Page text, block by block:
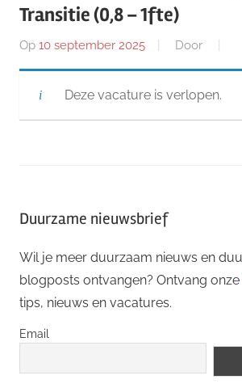
Transitie (0,8 – 1fte)
Op 10 september 2025 Door
Deze vacature is verlopen.
Duurzame nieuwsbrief
Wil je meer duurzaam nieuws en
blogposts ontvangen? Ontvang onze
tips, nieuws en vacatures.
Email